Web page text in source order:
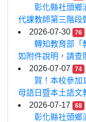
彰化縣社頭鄉
代課教師第三階段
2026-07-30
76
轉知教育部「
如附件說明，請查
2026-07-07
74
賀！本校參加
母語日暨本土語文
2026-07-17
68
彰化縣社頭鄉